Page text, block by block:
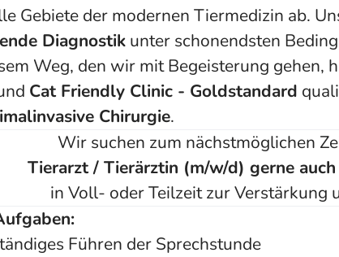
Gebiete der modernen Tiermedizin ab.
Diagnostik unter schonendsten
Weg, den wir mit Begeisterung gehen,
Cat Friendly Clinic - Goldstandard
Chirurgie.
Wir suchen zum nächstmöglichen
Tierarzt / Tierärztin (m/w/d) gerne
in Voll- oder Teilzeit zur Verstärkung
Führen der Sprechstunde